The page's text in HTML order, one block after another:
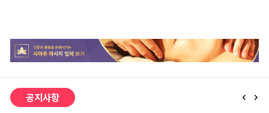
공지사항